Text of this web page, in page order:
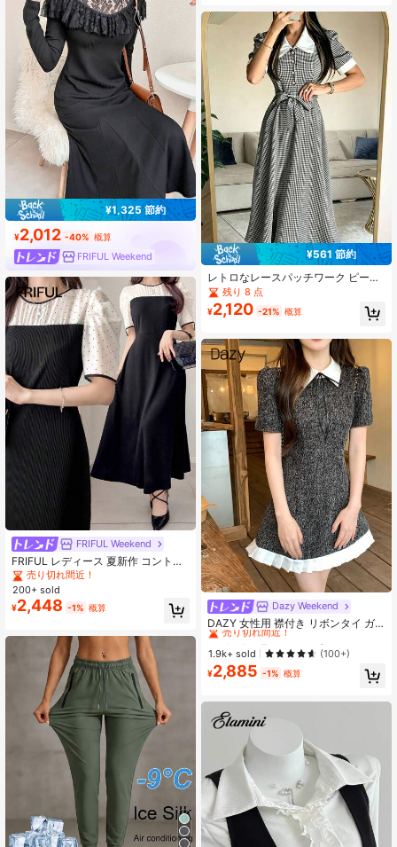
¥1,325 節約
¥2,012 -40% 概算
FRIFUL Weekend
FRIFUL Weekend
FRIFUL レディース 夏新作 コントラ
ストカラー ドット柄生地 プリーツ
ペタルスリーブ 半袖 ウエストシェイ
プ スリム見え カジュアル 万能 ロン
グドレス サンドレス
売り切れ間近！
200+ sold
¥2,448 -1% 概算
¥561 節約
レトロなレースパッチワーク ピータ
ーパン襟 ボタン前開き ベルト付き
リボン チェック柄シャツドレス、エ
レガントな黒白カラーブロック ロン
残り 8 点
¥2,120 -21% 概算
Dazy Weekend
DAZY 女性用 襟付き リボンタイ ガ
ーリー パーティー 誕生日 豪華装飾
プリンセス ミニドレス レディース
サマードレス
#1 ベストセラー
売り切れ間近！
#1 ベストセラー
売り切れ間近！
#1 ベストセラー
売り切れ間近！
#1 ベストセラー
1.9k+ sold (100+)
¥2,885 -1% 概算